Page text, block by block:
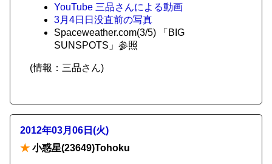
YouTube 三品さんによる動画
3月4日日没直前の写真
Spaceweather.com(3/5) 「BIG
SUNSPOTS」参照
(情報：三品さん)
2012年03月06日(火)
★ 小惑星(23649)Tohoku